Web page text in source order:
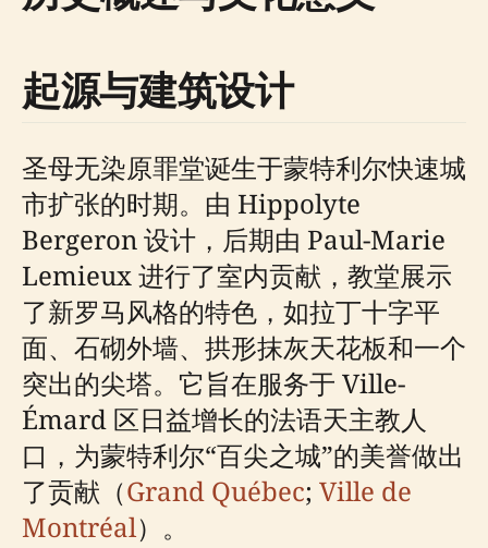
起源与建筑设计
圣母无染原罪堂诞生于蒙特利尔快速城
市扩张的时期。由 Hippolyte
Bergeron 设计，后期由 Paul-Marie
Lemieux 进行了室内贡献，教堂展示
了新罗马风格的特色，如拉丁十字平
面、石砌外墙、拱形抹灰天花板和一个
突出的尖塔。它旨在服务于 Ville-
Émard 区日益增长的法语天主教人
口，为蒙特利尔“百尖之城”的美誉做出
了贡献（Grand Québec; Ville de
Montréal）。